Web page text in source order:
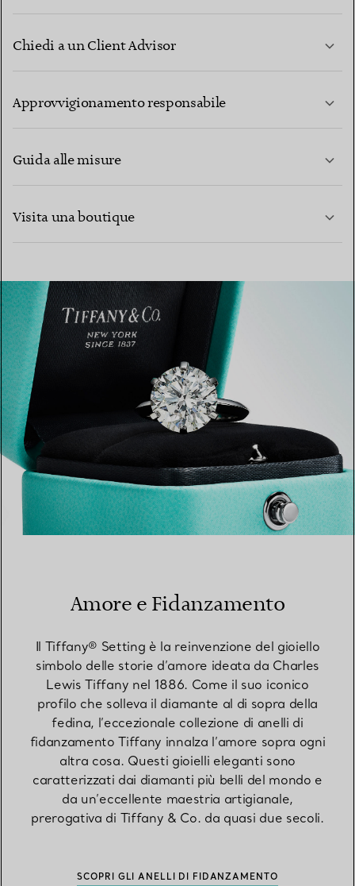
Chiedi a un Client Advisor
Approvvigionamento responsabile
Guida alle misure
Visita una boutique
TROVA LA BOUTIQUE PIÙ VICINA A TE
Amore e Fidanzamento
Il Tiffany® Setting è la reinvenzione del gioiello
simbolo delle storie d’amore ideata da Charles
Lewis Tiffany nel 1886. Come il suo iconico
profilo che solleva il diamante al di sopra della
fedina, l’eccezionale collezione di anelli di
fidanzamento Tiffany innalza l’amore sopra ogni
altra cosa. Questi gioielli eleganti sono
caratterizzati dai diamanti più belli del mondo e
da un’eccellente maestria artigianale,
prerogativa di Tiffany & Co. da quasi due secoli.
SCOPRI GLI ANELLI DI FIDANZAMENTO